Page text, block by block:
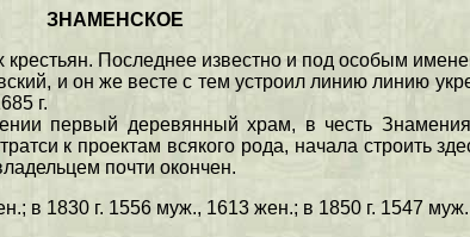
ЗНАМЕНСКОЕ
Последнее известно и под особым
и он же весте с тем устроил линию линию
г.
первый деревянный храм, в честь
к проектам всякого рода, начала строить
почти окончен.
в 1830 г. 1556 муж., 1613 жен.; в 1850 г. 1547